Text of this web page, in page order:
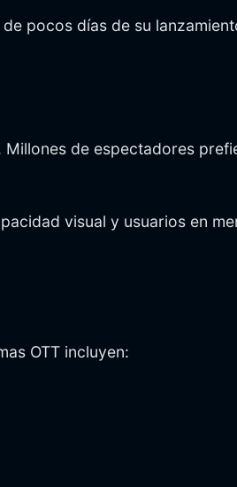
pocos días de su
de espectadores
visual y usuarios en
OTT incluyen: